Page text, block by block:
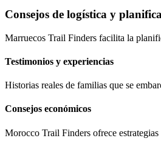
Consejos de logística y
Marruecos Trail Finders facilita la
Testimonios y experiencias
Historias reales de familias que se
Consejos económicos
Morocco Trail Finders ofrece